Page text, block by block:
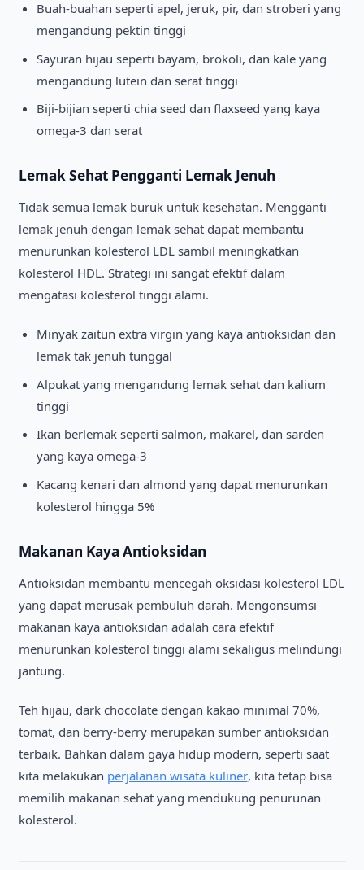
Buah-buahan seperti apel, jeruk, pir, dan stroberi yang
mengandung pektin tinggi
Sayuran hijau seperti bayam, brokoli, dan kale yang
mengandung lutein dan serat tinggi
Biji-bijian seperti chia seed dan flaxseed yang kaya
omega-3 dan serat
Lemak Sehat Pengganti Lemak Jenuh
Tidak semua lemak buruk untuk kesehatan. Mengganti
lemak jenuh dengan lemak sehat dapat membantu
menurunkan kolesterol LDL sambil meningkatkan
kolesterol HDL. Strategi ini sangat efektif dalam
mengatasi kolesterol tinggi alami.
Minyak zaitun extra virgin yang kaya antioksidan dan
lemak tak jenuh tunggal
Alpukat yang mengandung lemak sehat dan kalium
tinggi
Ikan berlemak seperti salmon, makarel, dan sarden
yang kaya omega-3
Kacang kenari dan almond yang dapat menurunkan
kolesterol hingga 5%
Makanan Kaya Antioksidan
Antioksidan membantu mencegah oksidasi kolesterol LDL
yang dapat merusak pembuluh darah. Mengonsumsi
makanan kaya antioksidan adalah cara efektif
menurunkan kolesterol tinggi alami sekaligus melindungi
jantung.
Teh hijau, dark chocolate dengan kakao minimal 70%,
tomat, dan berry-berry merupakan sumber antioksidan
terbaik. Bahkan dalam gaya hidup modern, seperti saat
kita melakukan perjalanan wisata kuliner, kita tetap bisa
memilih makanan sehat yang mendukung penurunan
kolesterol.